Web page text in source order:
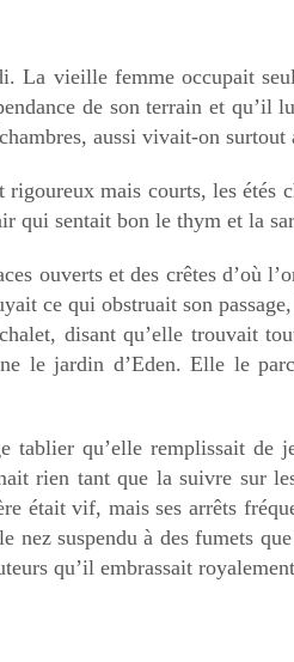
La vieille femme occupait
de son terrain et qu’il
aussi vivait-on surtout
mais courts, les étés
qui sentait bon le thym et la
ouverts et des crêtes d’où
ce qui obstruait son
disant qu’elle trouvait
le jardin d’Eden. Elle le
qu’elle remplissait de
rien tant que la suivre sur
était vif, mais ses arrêts
nez suspendu à des fumets
qu’il embrassait